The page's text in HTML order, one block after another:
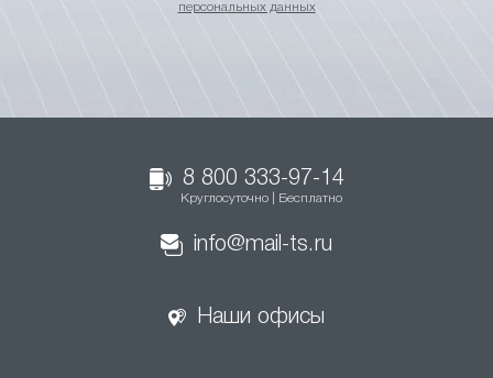
персональных данных
8 800 333-97-14
Круглосуточно | Бесплатно
info@mail-ts.ru
Наши офисы